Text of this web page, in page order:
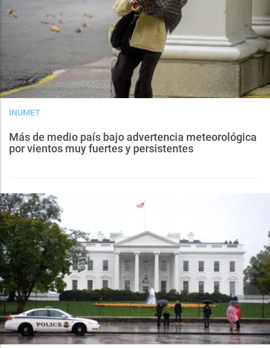
INUMET
Más de medio país bajo advertencia meteorológica
por vientos muy fuertes y persistentes